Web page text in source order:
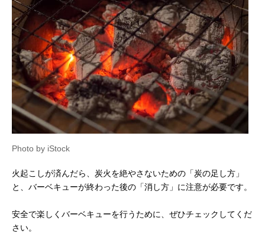
Photo by iStock
火起こしが済んだら、炭火を絶やさないための「炭の足し方」
と、バーベキューが終わった後の「消し方」に注意が必要です。
安全で楽しくバーベキューを行うために、ぜひチェックしてくだ
さい。